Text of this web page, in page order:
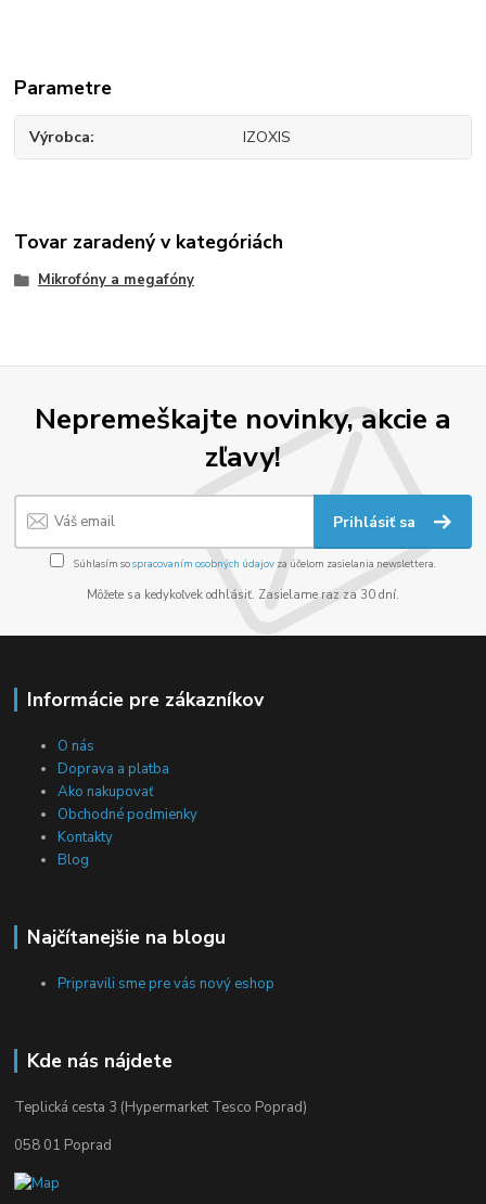
Parametre
Výrobca IZOXIS
Tovar zaradený v kategóriách
Mikrofóny a megafóny
Nepremeškajte novinky, akcie a
zľavy!
Prihlásiť sa
Súhlasím sospracovaním osobných údajov za účelom zasielania newslettera.
Môžete sa kedykoľvek odhlásiť. Zasielame raz za 30 dní.
Informácie pre zákazníkov
O nás
Doprava a platba
Ako nakupovať
Obchodné podmienky
Kontakty
Blog
Najčítanejšie na blogu
Pripravili sme pre vás nový eshop
Kde nás nájdete
Teplická cesta 3 (Hypermarket Tesco Poprad)
058 01 Poprad